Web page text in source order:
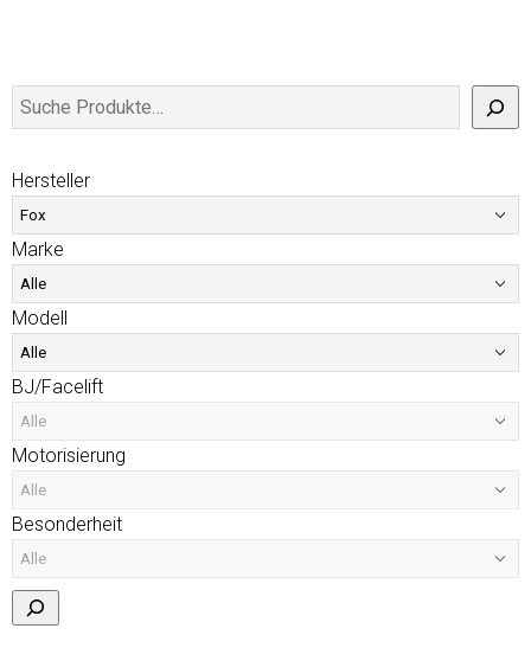
Hersteller
Marke
Modell
BJ/Facelift
Motorisierung
Besonderheit